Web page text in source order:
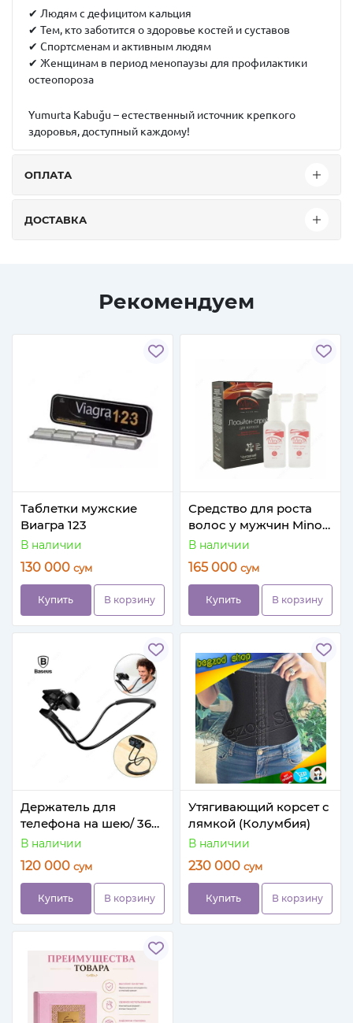
✔ Людям с дефицитом кальция
✔ Тем, кто заботится о здоровье костей и суставов
✔ Спортсменам и активным людям
✔ Женщинам в период менопаузы для профилактики
остеопороза
Yumurta Kabuğu – естественный источник крепкого
здоровья, доступный каждому!
ОПЛАТА
ДОСТАВКА
Рекомендуем
Таблетки мужские
Виагра 123
В наличии
130 000 сум
Купить В корзину
Средство для роста
волос у мужчин MinoX
5 (50 мл)
В наличии
165 000 сум
Купить В корзину
Держатель для
телефона на шею/ 360
градусов
В наличии
120 000 сум
Купить В корзину
Утягивающий корсет с
лямкой (Колумбия)
В наличии
230 000 сум
Купить В корзину